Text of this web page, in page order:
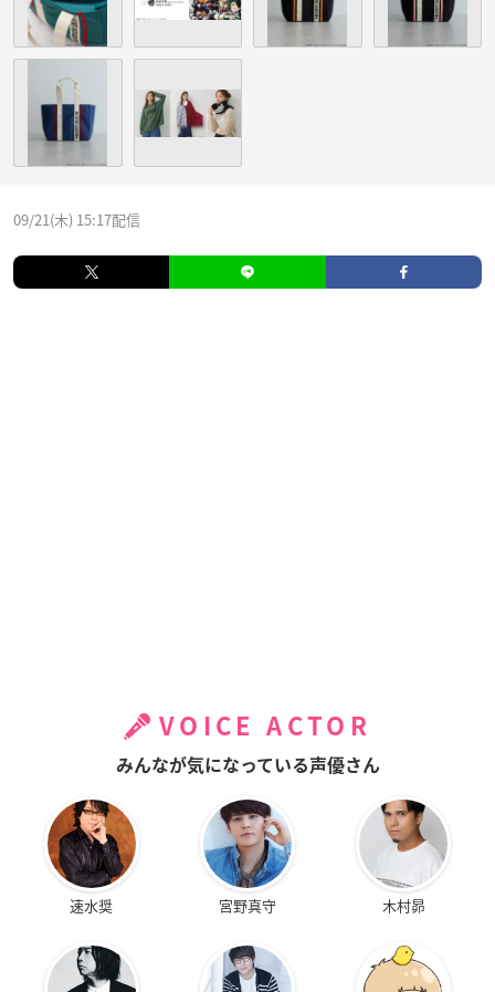
09/21(木) 15:17配信
VOICE ACTOR
みんなが気になっている声優さん
速水奨 宮野真守 木村昴